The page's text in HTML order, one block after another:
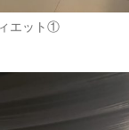
エット①